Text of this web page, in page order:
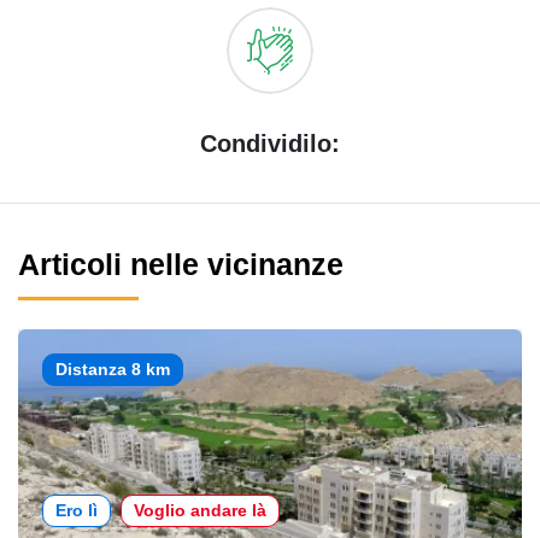
Condividilo:
Articoli nelle vicinanze
Distanza 8 km
Ero lì Voglio andare là